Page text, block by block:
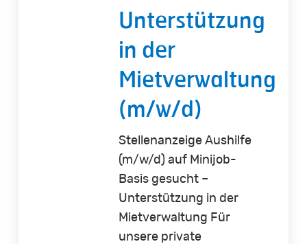
Unterstützung
in der
Mietverwaltung
(m/w/d)
Stellenanzeige Aushilfe
(m/w/d) auf Minijob-
Basis gesucht –
Unterstützung in der
Mietverwaltung Für
unsere private